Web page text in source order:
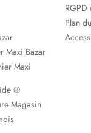
Maxi Bazar
Maxi
®
Magasin
RGPD
Plan